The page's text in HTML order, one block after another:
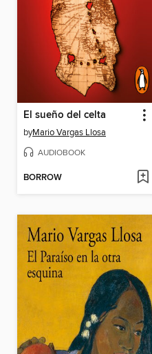
El sueño del celta
byMario Vargas Llosa
AUDIOBOOK
BORROW